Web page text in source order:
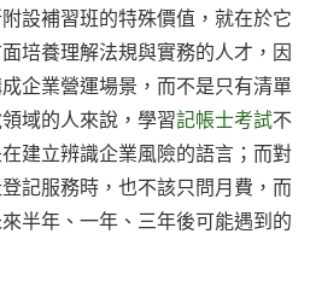
設補習班的特殊價值，就在於它
培養理解法規與實務的人才，因
企業營運場景，而不是只有清單
域的人來說，學習記帳士考試不
建立辨識企業風險的語言；而對
記服務時，也不該只問月費，而
半年、一年、三年後可能遇到的